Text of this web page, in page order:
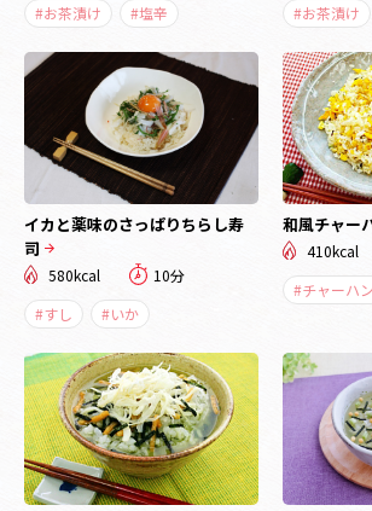
#お茶漬け
#塩辛
#お茶漬け
イカと薬味のさっぱりちらし寿
司
580kcal
10分
#すし
#いか
和風チャー
410kcal
#チャーハン